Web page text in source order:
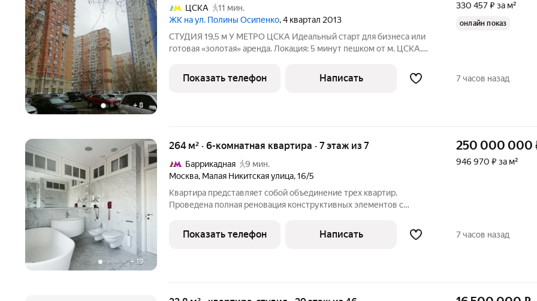
+8
ЦСКА
11 мин.
ЖК на ул. Полины Осипенко, 4 квартал 2013
СТУДИЯ 19,5 м У МЕТРО ЦСКА Идеальный старт для бизнеса или
готовая «золотая» аренда. Локация: 5 минут пешком от м. ЦСКА.
Готовая отделка. Можно заезжать сразу или арендовать «под
330 457 ₽ за м²
онлайн показ
Показать телефон Написать 7 часов назад
+ 19
264 м² · 6-комнатная квартира · 7 этаж из 7
Баррикадная
9 мин.
Москва, Малая Никитская улица,16/5
Квартира представляет собой объединение трех квартир.
Проведена полная реновация конструктивных элементов с
европейские аналоги, внедрены дополнительные современные
системы
250 000 000
946 970 ₽ за м²
Показать телефон Написать 7 часов назад